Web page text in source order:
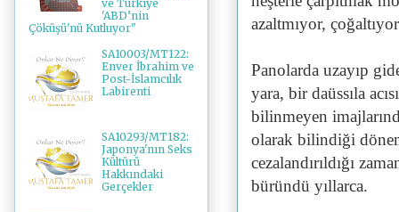
azaltmıyor,
Panolarda uzayıp
yara, bir daüssıla
bilinmeyen
olarak bilindiği
cezalandırıldığı
büründü yıllarca.
ve Türkiye
'ABD’nin
Çöküşü'nü Kutluyor"
SA10003/MT122:
Enver İbrahim ve
Post-İslamcılık
Labirenti
SA10293/MT182:
Japonya'nın Seks
Kültürü
Hakkındaki
Gerçekler